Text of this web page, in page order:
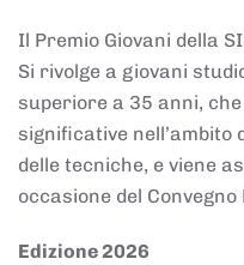
Il Premio Giovani della
Si rivolge a giovani
superiore a 35 anni,
significative nell’ambito
delle tecniche, e viene
occasione del Convegno
Edizione 2026